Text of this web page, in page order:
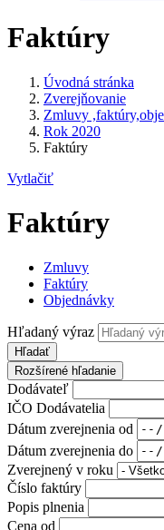
Faktúry
Úvodná stránka
Zverejňovanie
Zmluvy
Rok 2020
Faktúry
Vytlačiť
Faktúry
Zmluvy
Faktúry
Objednávky
Hľadaný výraz
Hľadať
Rozšírené hľadanie
Dodávateľ
IČO Dodávatelia
Dátum zverejnenia od
Dátum zverejnenia do
Zverejnený v roku
Číslo faktúry
Popis plnenia
Cena od